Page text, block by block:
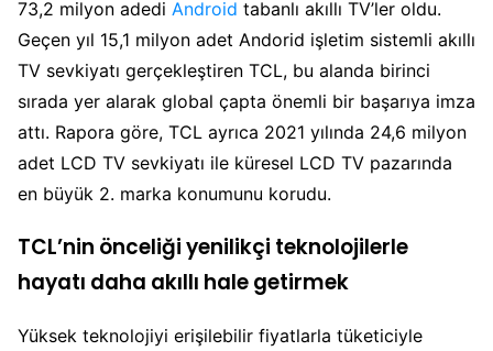
73,2 milyon adedi Android tabanlı akıllı TV’ler oldu.
Geçen yıl 15,1 milyon adet Andorid işletim sistemli akıllı
TV sevkiyatı gerçekleştiren TCL, bu alanda birinci
sırada yer alarak global çapta önemli bir başarıya imza
attı. Rapora göre, TCL ayrıca 2021 yılında 24,6 milyon
adet LCD TV sevkiyatı ile küresel LCD TV pazarında
en büyük 2. marka konumunu korudu.
TCL’nin önceliği yenilikçi teknolojilerle
hayatı daha akıllı hale getirmek
Yüksek teknolojiyi erişilebilir fiyatlarla tüketiciyle